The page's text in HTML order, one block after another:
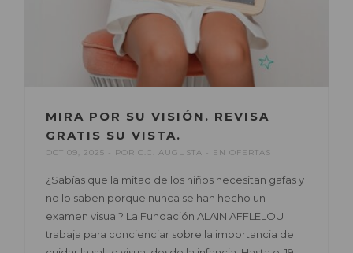
MIRA POR SU VISIÓN. REVISA
GRATIS SU VISTA.
OCT 09, 2025 POR C.C. AUGUSTA EN OFERTAS
¿Sabías que la mitad de los niños necesitan gafas y
no lo saben porque nunca se han hecho un
examen visual? La Fundación ALAIN AFFLELOU
trabaja para concienciar sobre la importancia de